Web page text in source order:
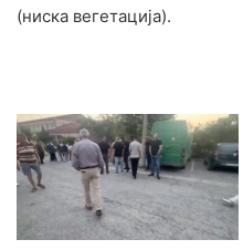
(ниска вегетација).